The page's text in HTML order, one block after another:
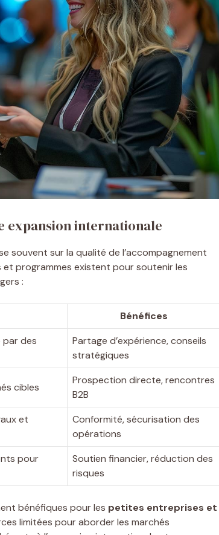
expansion internationale
souvent sur la qualité de l’accompagnement
programmes existent pour soutenir les
:
Bénéfices
par des
Partage d’expérience, conseils
stratégiques
cibles
Prospection directe, rencontres
B2B
et
Conformité, sécurisation des
opérations
pour
Soutien financier, réduction des
risques
bénéfiques pour les petites entreprises et
limitées pour aborder les marchés